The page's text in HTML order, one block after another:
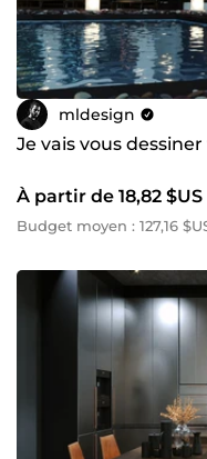
mldesign
Je vais vous
À partir de 18,82 $US
Budget moyen : 127,16